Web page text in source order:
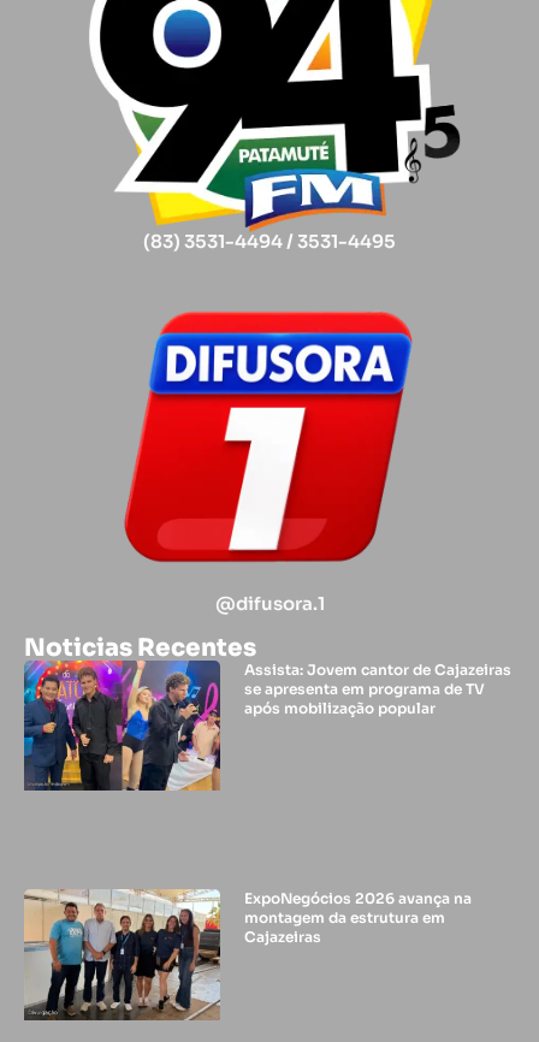
(83) 3531-4494 / 3531-4495
@difusora.1
Noticias Recentes
Assista: Jovem cantor de Cajazeiras
se apresenta em programa de TV
após mobilização popular
ExpoNegócios 2026 avança na
montagem da estrutura em
Cajazeiras